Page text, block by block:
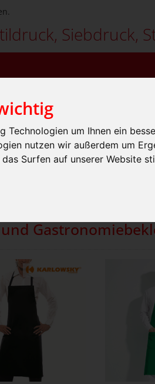
um Ihnen ein
nutzen wir außerdem um
Surfen auf unserer Website
Siebdruck,
ANFRAGE